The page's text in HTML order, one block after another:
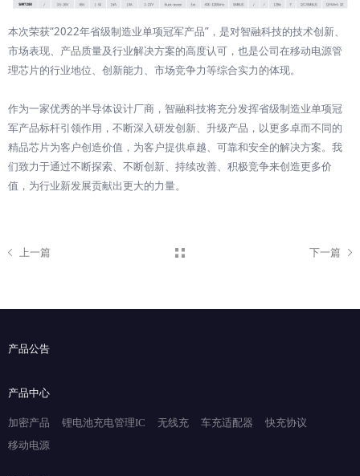
本次荣获“2022年省级制造业单项冠军产品”，是对智融科技的技术创新、
市场表现、产品质量及行业解决方案的高度认可，也是公司在移动电源管
理芯片的行业地位、创新能力、市场竞争力等综合实力的体现。
作为一家优秀的半导体设计厂商，智融科技将充分发挥省级制造业单项冠
军产品标杆引领作用，不断深入研发创新、升级产品，以更多卓而不同的
精品芯片为客户创造价值，为客户提供卓越、可靠和安全的解决方案。我
们致力于通过不断探索、不断创新、持续改善、积极竞争来创造更多价
值，为行业新发展贡献出更大的力量。
上一篇 下一篇
产品公告
产品中心
加密产品 锂电池充电管理IC 无线充 车充适配器 快充协议
移动电源